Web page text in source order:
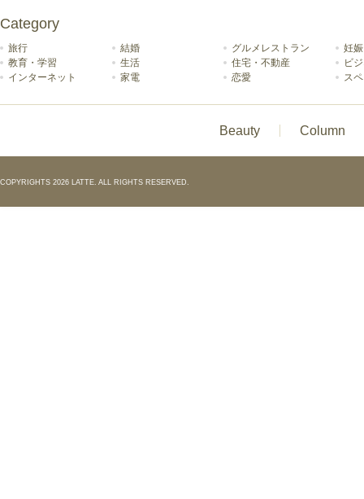
Category
旅行 結婚 グルメレストラン
妊
教育・学習
生活 住宅・不動産
ビ
インターネット
家電 恋愛 ス
Beauty Column
COPYRIGHTS 2026 LATTE. ALL RIGHTS RESERVED.